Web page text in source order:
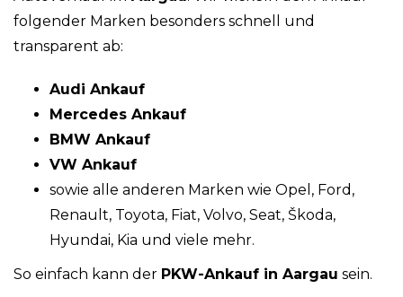
folgender Marken besonders schnell und
transparent ab:
Audi Ankauf
Mercedes Ankauf
BMW Ankauf
VW Ankauf
sowie alle anderen Marken wie Opel, Ford,
Renault, Toyota, Fiat, Volvo, Seat, Škoda,
Hyundai, Kia und viele mehr.
So einfach kann der PKW-Ankauf in Aargau sein.